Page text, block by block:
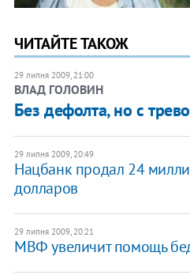
ЧИТАЙТЕ ТАКОЖ
29 липня 2009, 21:00
ВЛАД ГОЛОВИН
Без дефолта, но с
29 липня 2009, 20:49
Нацбанк продал 24
долларов
29 липня 2009, 20:21
МВФ увеличит помощь